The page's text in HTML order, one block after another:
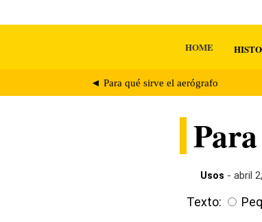
HOME
◄ Para qué sirve el aerógrafo
Usos - abril
Texto: